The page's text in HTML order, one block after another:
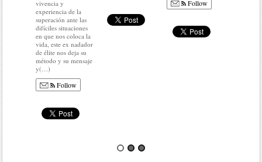
vivencia y
experiencia de la
superación ante las
difíciles situaciones
en que nos coloca la
vida, este ex nadador
de élite nos deja su
método y su mensaje
y(…)
Follow
Follow